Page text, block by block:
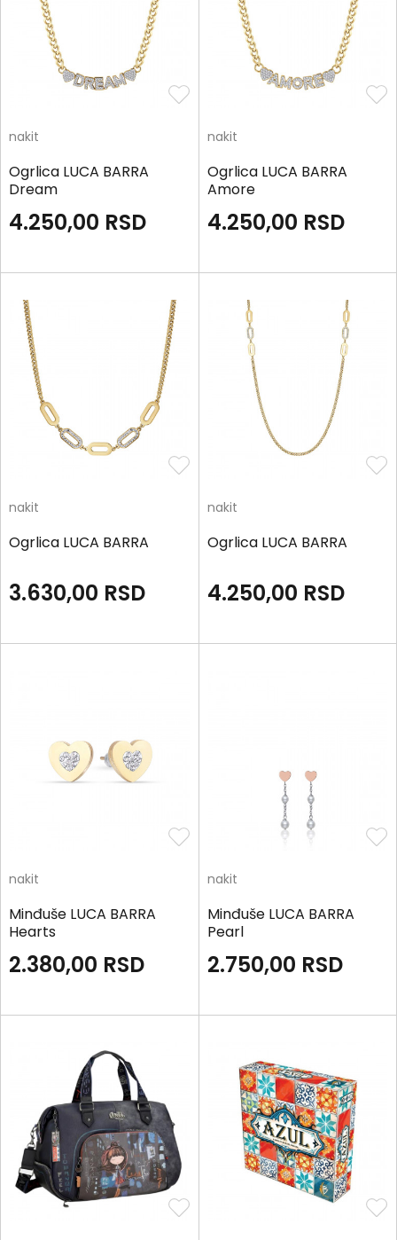
nakit
Ogrlica LUCA BARRA
Dream
4.250,00 RSD
nakit
Ogrlica LUCA BARRA
Amore
4.250,00 RSD
nakit
Ogrlica LUCA BARRA
3.630,00 RSD
nakit
Ogrlica LUCA BARRA
4.250,00 RSD
nakit
Minđuše LUCA BARRA
Hearts
2.380,00 RSD
nakit
Minđuše LUCA BARRA
Pearl
2.750,00 RSD